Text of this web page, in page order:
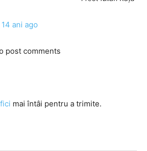
14 ani ago
post comments
mai întâi pentru a trimite.